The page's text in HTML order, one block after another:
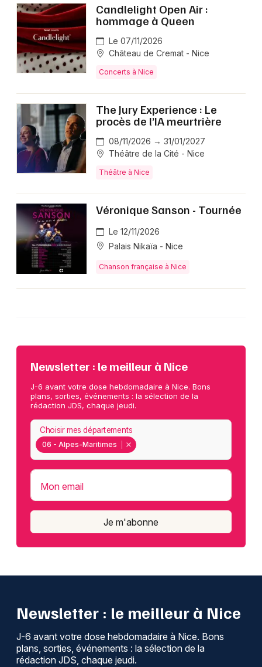
Candlelight Open Air :
hommage à Queen
Le 07/11/2026
Château de Cremat - Nice
Concerts à Nice
The Jury Experience : Le
procès de l’IA meurtrière
08/11/2026 → 31/01/2027
Théâtre de la Cité - Nice
Théâtre à Nice
Véronique Sanson - Tournée
Le 12/11/2026
Palais Nikaïa - Nice
Chanson française à Nice
Newsletter : le meilleur à Nice
J-6 avant votre dose hebdomadaire à Nice. Bons
plans, sorties, événements : la sélection de la
rédaction JDS, chaque jeudi.
06 - Alpes-Maritimes
Choisir mes départements
Mon email
Je m'abonne
Newsletter : le meilleur à Nice
J-6 avant votre dose hebdomadaire à Nice. Bons
plans, sorties, événements : la sélection de la
rédaction JDS, chaque jeudi.